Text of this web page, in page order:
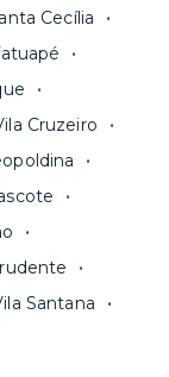
Cecília
Cruzeiro
Santana